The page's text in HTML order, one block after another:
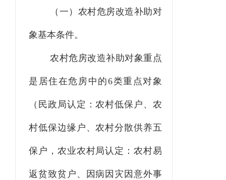
（一）农村危房改造补助对
象基本条件。
农村危房改造补助对象重点
是居住在危房中的6类重点对象
（民政局认定：农村低保户、农
村低保边缘户、农村分散供养五
保户， 农业农村局认定：农村易
返贫致贫户、因病因灾因意外事